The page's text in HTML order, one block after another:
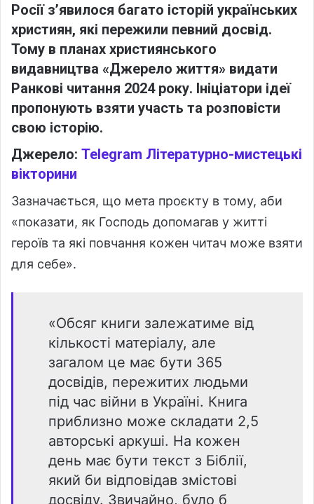
Росії з’явилося багато історій українських
християн, які пережили певний досвід.
Тому в планах християнського
видавництва «Джерело життя» видати
Ранкові читання 2024 року. Ініціатори ідеї
пропонують взяти участь та розповісти
свою історію.
Джерело: Telegram Літературно-мистецькі
вікторини
Зазначається, що мета проєкту в тому, аби
«показати, як Господь допомагав у житті
героїв та які повчання кожен читач може взяти
для себе».
«Обсяг книги залежатиме від
кількості матеріалу, але
загалом це має бути 365
досвідів, пережитих людьми
під час війни в Україні. Книга
приблизно може складати 2,5
авторські аркуші. На кожен
день має бути текст з Біблії,
який би відповідав змістові
досвіду. Звичайно, було б